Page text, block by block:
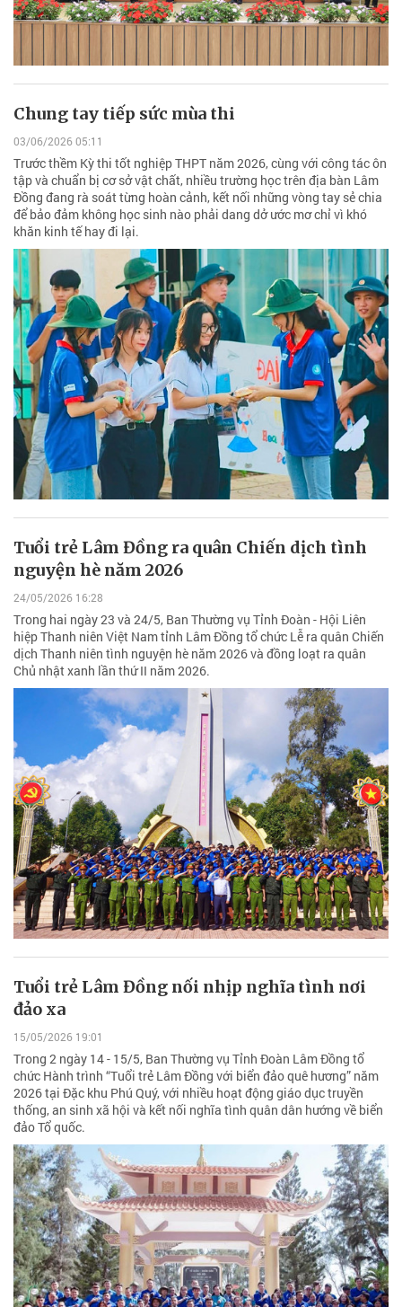
Chung tay tiếp sức mùa thi
03/06/2026 05:11
Trước thềm Kỳ thi tốt nghiệp THPT năm 2026, cùng với công tác ôn
tập và chuẩn bị cơ sở vật chất, nhiều trường học trên địa bàn Lâm
Đồng đang rà soát từng hoàn cảnh, kết nối những vòng tay sẻ chia
để bảo đảm không học sinh nào phải dang dở ước mơ chỉ vì khó
khăn kinh tế hay đi lại.
Tuổi trẻ Lâm Đồng ra quân Chiến dịch tình
nguyện hè năm 2026
24/05/2026 16:28
Trong hai ngày 23 và 24/5, Ban Thường vụ Tỉnh Đoàn - Hội Liên
hiệp Thanh niên Việt Nam tỉnh Lâm Đồng tổ chức Lễ ra quân Chiến
dịch Thanh niên tình nguyện hè năm 2026 và đồng loạt ra quân
Chủ nhật xanh lần thứ II năm 2026.
Tuổi trẻ Lâm Đồng nối nhịp nghĩa tình nơi
đảo xa
15/05/2026 19:01
Trong 2 ngày 14 - 15/5, Ban Thường vụ Tỉnh Đoàn Lâm Đồng tổ
chức Hành trình “Tuổi trẻ Lâm Đồng với biển đảo quê hương” năm
2026 tại Đặc khu Phú Quý, với nhiều hoạt động giáo dục truyền
thống, an sinh xã hội và kết nối nghĩa tình quân dân hướng về biển
đảo Tổ quốc.